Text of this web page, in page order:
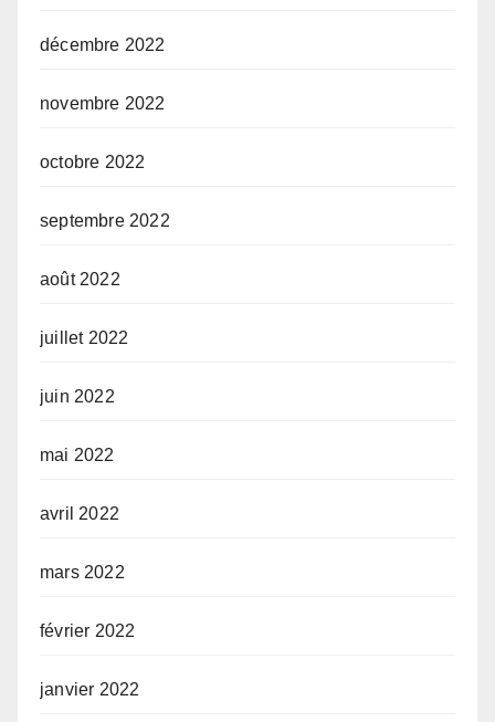
décembre 2022
novembre 2022
octobre 2022
septembre 2022
août 2022
juillet 2022
juin 2022
mai 2022
avril 2022
mars 2022
février 2022
janvier 2022